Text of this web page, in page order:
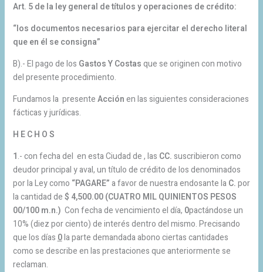
Art. 5 de la ley general de títulos y operaciones de crédito:
“los documentos necesarios para ejercitar el derecho literal
que en él se consigna”
B).- El pago de los Gastos Y Costasque se originen con motivo
del presente procedimiento.
Fundamos la presenteAcciónen las siguientes consideraciones
fácticas y jurídicas.
H E C H O S
1.- con fecha del en esta Ciudad de , las CC.suscribieron como
deudor principal y aval, un título de crédito de los denominados
por la Ley como “PAGARE”a favor de nuestra endosante laC.por
la cantidad de$ 4,500.00 (CUATRO MIL QUINIENTOS PESOS
00/100 m.n.) Con fecha de vencimiento el día, 0pactándose un
10% (diez por ciento) de interés dentro del mismo. Precisando
que los días 0la parte demandada abono ciertas cantidades
como se describe en las prestaciones que anteriormente se
reclaman.